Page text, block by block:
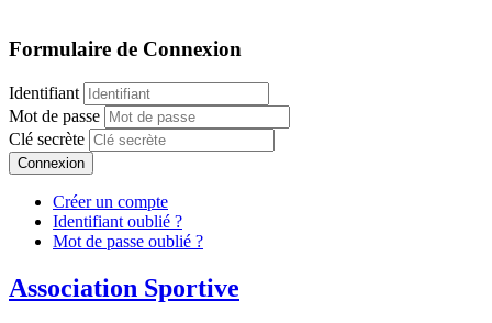
Formulaire de Connexion
Identifiant
Mot de passe
Clé secrète
Connexion
Créer un compte
Identifiant oublié ?
Mot de passe oublié ?
Association Sportive